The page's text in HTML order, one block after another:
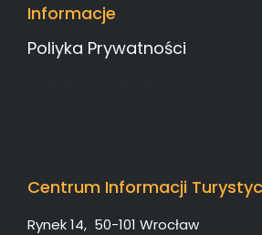
Informacje
Poliyka Prywatności
Centrum Informacji
Rynek 14, 50-101 Wrocław